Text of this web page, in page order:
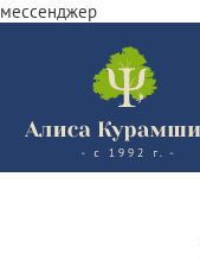
мессенджер